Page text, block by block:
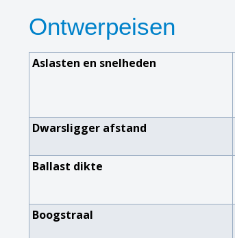
Ontwerpeisen
Aslasten en snelheden
Dwarsligger afstand
Ballast dikte
Boogstraal